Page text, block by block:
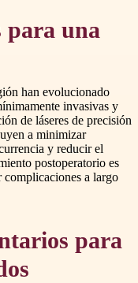
para una
han evolucionado
invasivas y
de láseres de precisión
a minimizar
y reducir el
postoperatorio es
complicaciones a largo
para